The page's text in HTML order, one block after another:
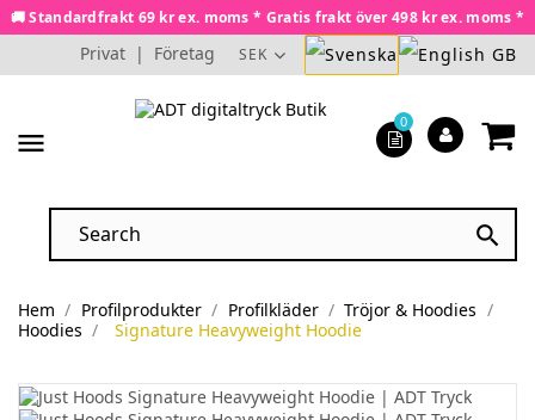
🚚 Standardfrakt 69 kr ex. moms * Gratis frakt över 498 kr ex. moms *
Privat | Företag SEK
menu

0
Hem Profilprodukter Profilkläder
Tröjor & Hoodies
Hoodies
Signature Heavyweight Hoodie